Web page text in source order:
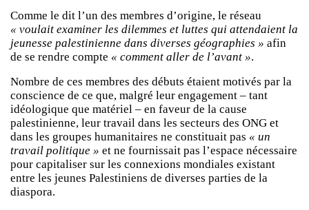
Comme le dit l’un des membres d’origine, le réseau
« voulait examiner les dilemmes et luttes qui attendaient la
jeunesse palestinienne dans diverses géographies » afin
de se rendre compte « comment aller de l’avant ».
Nombre de ces membres des débuts étaient motivés par la
conscience de ce que, malgré leur engagement – tant
idéologique que matériel – en faveur de la cause
palestinienne, leur travail dans les secteurs des ONG et
dans les groupes humanitaires ne constituait pas « un
travail politique » et ne fournissait pas l’espace nécessaire
pour capitaliser sur les connexions mondiales existant
entre les jeunes Palestiniens de diverses parties de la
diaspora.